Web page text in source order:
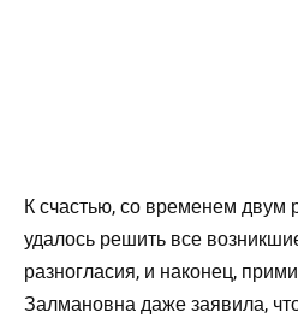
К счастью, со временем
удалось решить все
разногласия, и наконец,
Залмановна даже заявила,